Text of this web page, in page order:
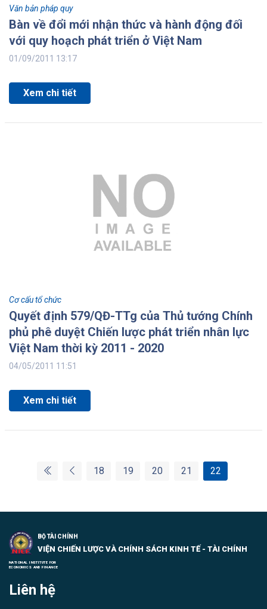
Văn bản pháp quy
Bàn về đổi mới nhận thức và hành động đối
với quy hoạch phát triển ở Việt Nam
01/09/2011 13:17
Xem chi tiết
Cơ cấu tổ chức
Quyết định 579/QĐ-TTg của Thủ tướng Chính
phủ phê duyệt Chiến lược phát triển nhân lực
Việt Nam thời kỳ 2011 - 2020
04/05/2011 11:51
Xem chi tiết
18 19 20 21 22
BỘ TÀI CHÍNH
VIỆN CHIẾN LƯỢC VÀ CHÍNH SÁCH KINH TẾ - TÀI CHÍNH
NATIONAL INSTITUTE FOR
ECONOMICS AND FINANCE
Liên hệ